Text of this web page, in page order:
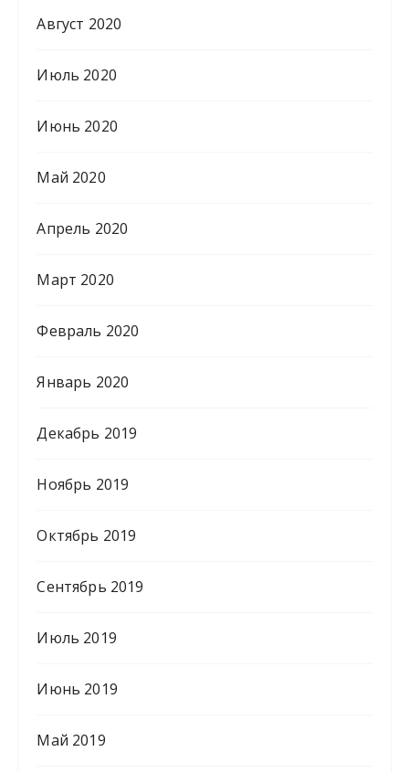
Август 2020
Июль 2020
Июнь 2020
Май 2020
Апрель 2020
Март 2020
Февраль 2020
Январь 2020
Декабрь 2019
Ноябрь 2019
Октябрь 2019
Сентябрь 2019
Июль 2019
Июнь 2019
Май 2019